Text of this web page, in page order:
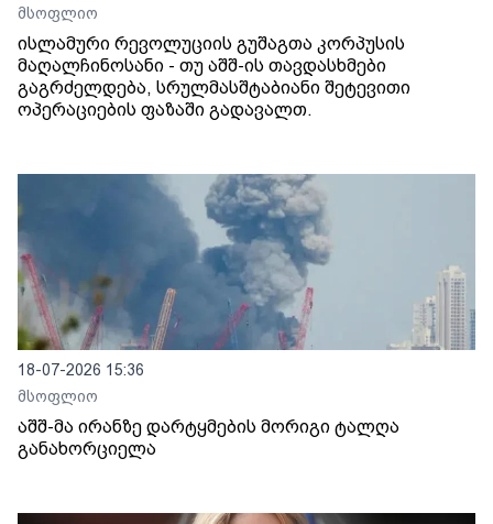
მსოფლიო
ისლამური რევოლუციის გუშაგთა კორპუსის
მაღალჩინოსანი - თუ აშშ-ის თავდასხმები
გაგრძელდება, სრულმასშტაბიანი შეტევითი
ოპერაციების ფაზაში გადავალთ.
18-07-2026 15:36
მსოფლიო
აშშ-მა ირანზე დარტყმების მორიგი ტალღა
განახორციელა